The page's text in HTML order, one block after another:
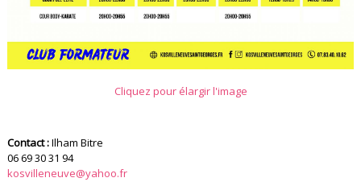
Cliquez pour élargir l'image
Contact :Ilham Bitre
06 69 30 31 94
kosvilleneuve@yahoo.fr